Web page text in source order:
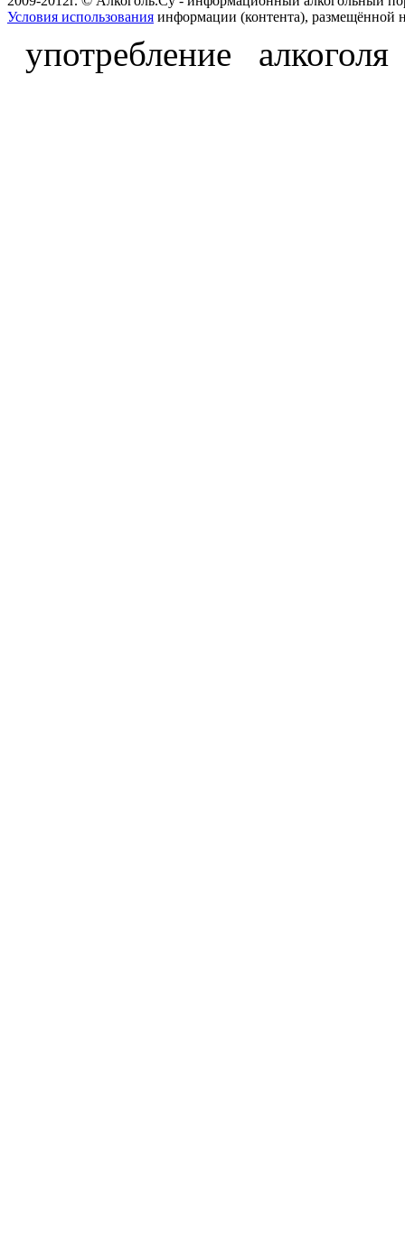
Условия использования информации (контента), размещённой
употребление